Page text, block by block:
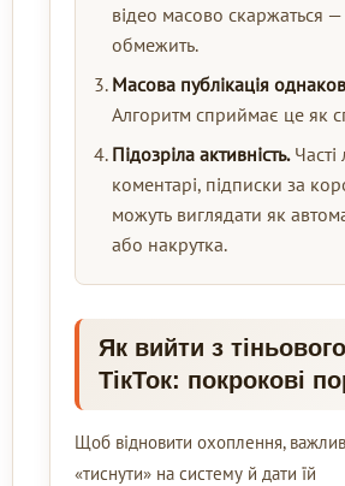
відео масово скаржаться
обмежить.
Масова публікація
Алгоритм сприймає це як
Підозріла активність.Часті
коментарі, підписки за
можуть виглядати як
або накрутка.
Як вийти з
ТікТок: покрокові
Щоб відновити охоплення,
«тиснути» на систему й дати їй